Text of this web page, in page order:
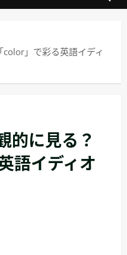
」で彩る英語イディ
的に見る？
語イディオ